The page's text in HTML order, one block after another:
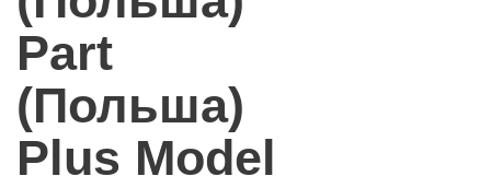
Part
(Польша)
Plus Model